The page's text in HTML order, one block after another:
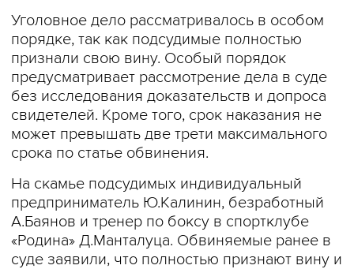
Уголовное дело рассматривалось в особом
порядке, так как подсудимые полностью
признали свою вину. Особый порядок
предусматривает рассмотрение дела в суде
без исследования доказательств и допроса
свидетелей. Кроме того, срок наказания не
может превышать две трети максимального
срока по статье обвинения.
На скамье подсудимых индивидуальный
предприниматель Ю.Калинин, безработный
А.Баянов и тренер по боксу в спортклубе
«Родина» Д.Манталуца. Обвиняемые ранее в
суде заявили, что полностью признают вину и